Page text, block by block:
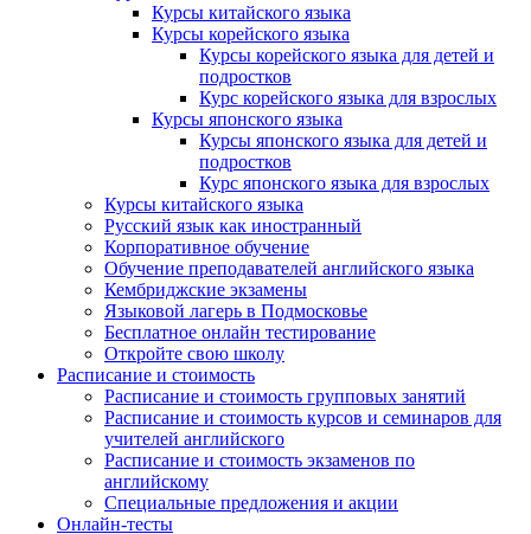
Курсы китайского языка
Курсы корейского языка
Курсы корейского языка для детей и
подростков
Курс корейского языка для взрослых
Курсы японского языка
Курсы японского языка для детей и
подростков
Курс японского языка для взрослых
Курсы китайского языка
Русский язык как иностранный
Корпоративное обучение
Обучение преподавателей английского языка
Кембриджские экзамены
Языковой лагерь в Подмосковье
Бесплатное онлайн тестирование
Откройте свою школу
Расписание и стоимость
Расписание и стоимость групповых занятий
Расписание и стоимость курсов и семинаров для
учителей английского
Расписание и стоимость экзаменов по
английскому
Специальные предложения и акции
Онлайн-тесты